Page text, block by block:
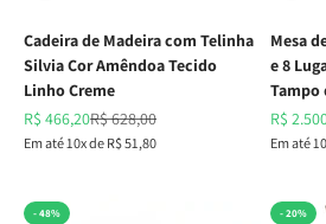
Cadeira de Madeira com Telinha
Silvia Cor Amêndoa Tecido
Linho Creme
Preço promocional
R$ 466,20Preço normal
R$ 628,00
Em até 10x de R$ 51,80
Mesa
e 8
Tampo
Preço
R$
Em até
- 48% - 20%